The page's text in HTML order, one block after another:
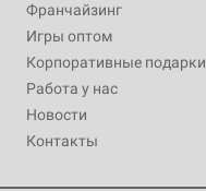
Франчайзинг
Игры оптом
Корпоративные подарки
Работа у нас
Новости
Контакты